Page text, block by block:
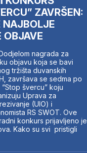
ZAVRŠEN:
NAJBOLJE
OBJAVE
nagrada za
objavu koja se bavi
tržišta duvanskih
završava se sedma po
švercu” koju
Uprava za
(UIO) i
RS SWOT. Ove
konkurs prijavljeno je
Kako su svi pristigli